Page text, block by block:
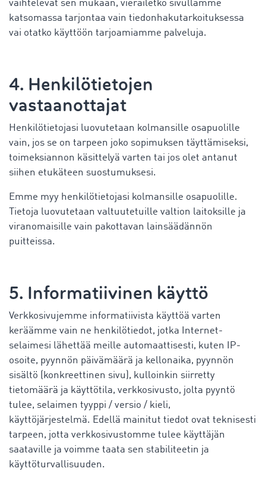
vaihtelevat sen mukaan, vierailetko sivullamme
katsomassa tarjontaa vain tiedonhakutarkoituksessa
vai otatko käyttöön tarjoamiamme palveluja.
4. Henkilötietojen
vastaanottajat
Henkilötietojasi luovutetaan kolmansille osapuolille
vain, jos se on tarpeen joko sopimuksen täyttämiseksi,
toimeksiannon käsittelyä varten tai jos olet antanut
siihen etukäteen suostumuksesi.
Emme myy henkilötietojasi kolmansille osapuolille.
Tietoja luovutetaan valtuutetuille valtion laitoksille ja
viranomaisille vain pakottavan lainsäädännön
puitteissa.
5. Informatiivinen käyttö
Verkkosivujemme informatiivista käyttöä varten
keräämme vain ne henkilötiedot, jotka Internet-
selaimesi lähettää meille automaattisesti, kuten IP-
osoite, pyynnön päivämäärä ja kellonaika, pyynnön
sisältö (konkreettinen sivu), kulloinkin siirretty
tietomäärä ja käyttötila, verkkosivusto, jolta pyyntö
tulee, selaimen tyyppi / versio / kieli,
käyttöjärjestelmä. Edellä mainitut tiedot ovat teknisesti
tarpeen, jotta verkkosivustomme tulee käyttäjän
saataville ja voimme taata sen stabiliteetin ja
käyttöturvallisuuden.